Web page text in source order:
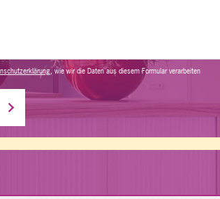
, wie wir die Daten aus diesem Formular verarbeiten